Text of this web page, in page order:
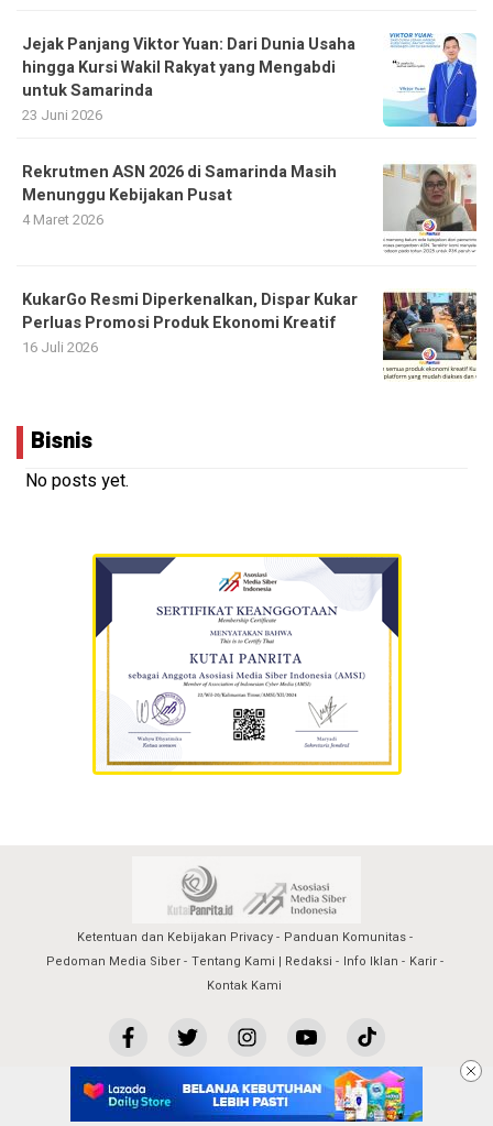
Jejak Panjang Viktor Yuan: Dari Dunia Usaha
hingga Kursi Wakil Rakyat yang Mengabdi
untuk Samarinda
23 Juni 2026
Rekrutmen ASN 2026 di Samarinda Masih
Menunggu Kebijakan Pusat
4 Maret 2026
KukarGo Resmi Diperkenalkan, Dispar Kukar
Perluas Promosi Produk Ekonomi Kreatif
16 Juli 2026
Bisnis
No posts yet.
Ketentuan dan Kebijakan Privacy
Panduan Komunitas
Pedoman Media Siber
Tentang Kami | Redaksi Info Iklan
Karir
Kontak Kami
kutaipanrita@2023